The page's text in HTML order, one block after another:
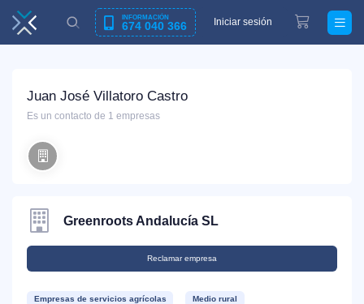
INFORMACIÓN
674 040 366 Iniciar sesión
Juan José Villatoro Castro
Es un contacto de 1 empresas
Greenroots Andalucía SL
Reclamar empresa
Empresas de servicios agrícolas Medio rural